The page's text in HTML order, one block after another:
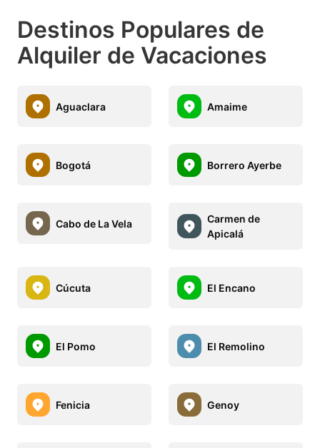
Destinos Populares de
Alquiler de Vacaciones
Aguaclara Amaime
Bogotá Borrero Ayerbe
Cabo de La Vela
Carmen de
Apicalá
Cúcuta El Encano
El Pomo El Remolino
Fenicia Genoy